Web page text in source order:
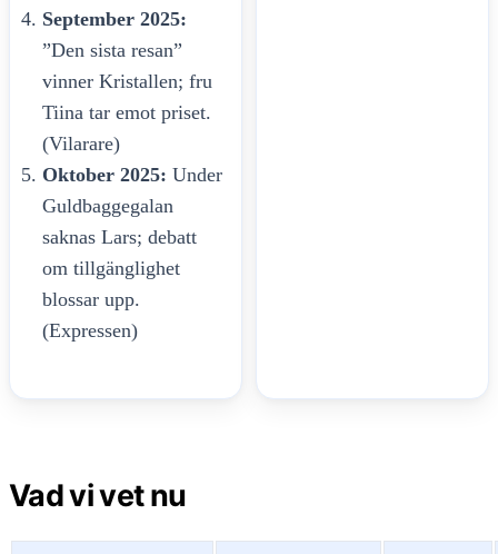
September 2025:
”Den sista resan”
vinner Kristallen; fru
Tiina tar emot priset.
(Vilarare)
Oktober 2025: Under
Guldbaggegalan
saknas Lars; debatt
om tillgänglighet
blossar upp.
(Expressen)
Vad vi vet nu